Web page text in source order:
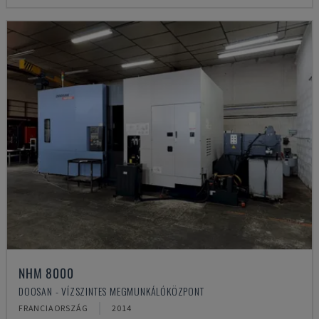
NHM 8000
DOOSAN - VÍZSZINTES MEGMUNKÁLÓKÖZPONT
FRANCIAORSZÁG 2014